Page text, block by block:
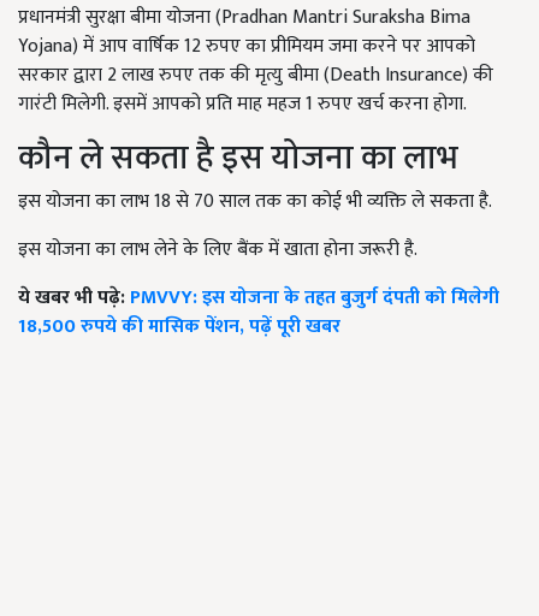
प्रधानमंत्री सुरक्षा बीमा योजना (Pradhan Mantri Suraksha Bima
Yojana) में आप वार्षिक 12 रुपए का प्रीमियम जमा करने पर आपको
सरकार द्वारा 2 लाख रुपए तक की मृत्यु बीमा (Death Insurance) की
गारंटी मिलेगी. इसमें आपको प्रति माह महज 1 रुपए खर्च करना होगा.
कौन ले सकता है इस योजना का लाभ
इस योजना का लाभ 18 से 70 साल तक का कोई भी व्यक्ति ले सकता है.
इस योजना का लाभ लेने के लिए बैंक में खाता होना जरूरी है.
ये खबर भी पढ़े:PMVVY: इस योजना के तहत बुजुर्ग दंपती को मिलेगी
18,500 रुपये की मासिक पेंशन, पढ़ें पूरी खबर